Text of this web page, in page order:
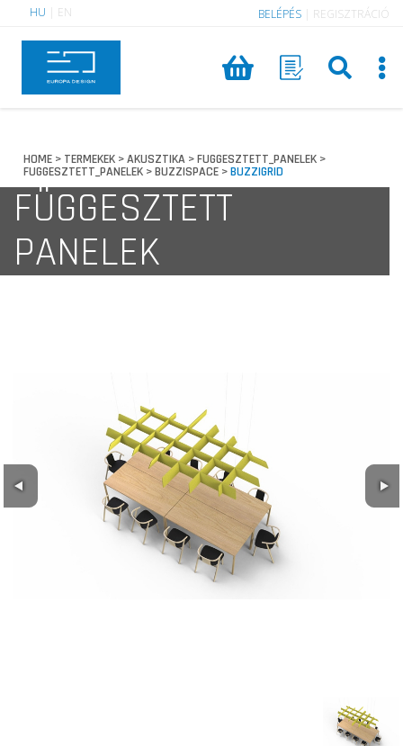
HU EN BELÉPÉS REGISZTRÁCIÓ
HOME > TERMEKEK >AKUSZTIKA >FUGGESZTETT_PANELEK >
FUGGESZTETT_PANELEK >BUZZISPACE >BUZZIGRID
FÜGGESZTETT
PANELEK